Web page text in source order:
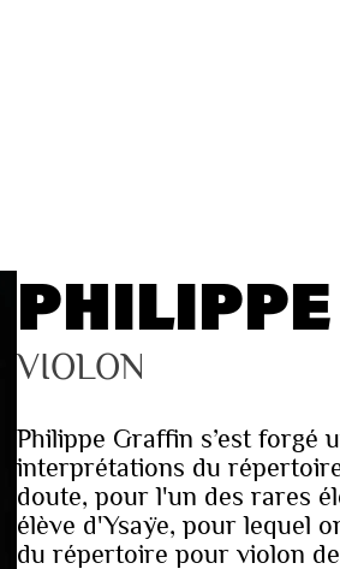
VIOLON
Philippe Graffin s’est forgé
interprétations du
doute, pour l'un des rares
élève d'Ysaÿe, pour lequel
du répertoire pour violon